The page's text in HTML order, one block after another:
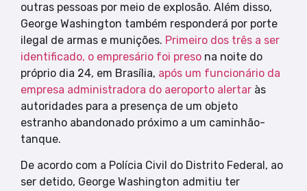
outras pessoas por meio de explosão. Além disso,
George Washington também responderá por porte
ilegal de armas e munições. Primeiro dos três a ser
identificado, o empresário foi preso na noite do
próprio dia 24, em Brasília, após um funcionário da
empresa administradora do aeroporto alertar às
autoridades para a presença de um objeto
estranho abandonado próximo a um caminhão-
tanque.
De acordo com a Polícia Civil do Distrito Federal, ao
ser detido, George Washington admitiu ter